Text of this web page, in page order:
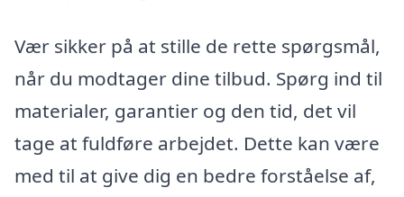
Vær sikker på at stille de rette spørgsmål,
når du modtager dine tilbud. Spørg ind til
materialer, garantier og den tid, det vil
tage at fuldføre arbejdet. Dette kan være
med til at give dig en bedre forståelse af,